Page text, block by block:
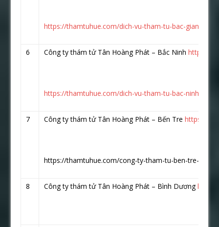
https://thamtuhue.com/dich-vu-tham-tu-bac-giang-uy-
6 Công ty thám tử Tân Hoàng Phát – Bắc Ninhhttps://
https://thamtuhue.com/dich-vu-tham-tu-bac-ninh-uy-
7 Công ty thám tử Tân Hoàng Phát – Bến Trehttps://
https://thamtuhue.com/cong-ty-tham-tu-ben-tre-uy-
8 Công ty thám tử Tân Hoàng Phát – Bình Dương